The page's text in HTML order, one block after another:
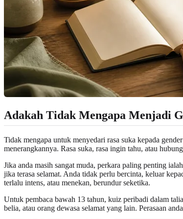
Adakah Tidak Mengapa Menjadi
Tidak mengapa untuk menyedari rasa suka kepada
menerangkannya. Rasa suka, rasa ingin tahu, atau
Jika anda masih sangat muda, perkara paling penting
jika terasa selamat. Anda tidak perlu bercinta, keluar
terlalu intens, atau menekan, berundur seketika.
Untuk pembaca bawah 13 tahun, kuiz peribadi dalam
belia, atau orang dewasa selamat yang lain. Perasaan